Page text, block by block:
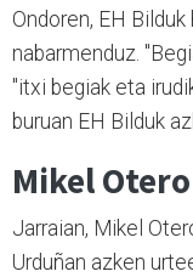
Ondoren, EH
nabarmenduz.
"itxi begiak eta
buruan EH Bilduk
Mikel
Jarraian, Mikel
Urduñan azken